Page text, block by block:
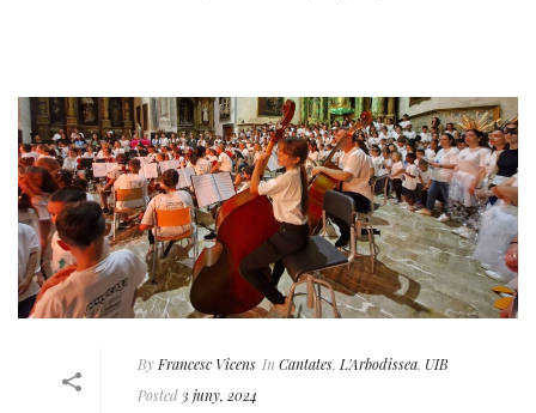
By Francesc Vicens In Cantates, L'Arbodissea, UIB
Posted 3 juny, 2024